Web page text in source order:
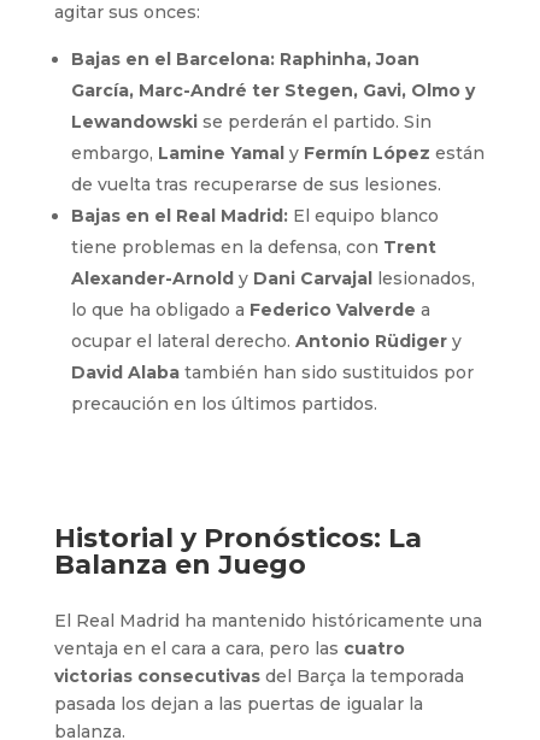
agitar sus onces:
Bajas en el Barcelona: Raphinha, Joan
García, Marc-André ter Stegen, Gavi, Olmo y
Lewandowskise perderán el partido. Sin
embargo, Lamine Yamaly Fermín López están
de vuelta tras recuperarse de sus lesiones.
Bajas en el Real Madrid:El equipo blanco
tiene problemas en la defensa, con Trent
Alexander-Arnoldy Dani Carvajallesionados,
lo que ha obligado a Federico Valverde a
ocupar el lateral derecho. Antonio Rüdigery
David Alabatambién han sido sustituidos por
precaución en los últimos partidos.
Historial y Pronósticos: La
Balanza en Juego
El Real Madrid ha mantenido históricamente una
ventaja en el cara a cara, pero las cuatro
victorias consecutivasdel Barça la temporada
pasada los dejan a las puertas de igualar la
balanza.